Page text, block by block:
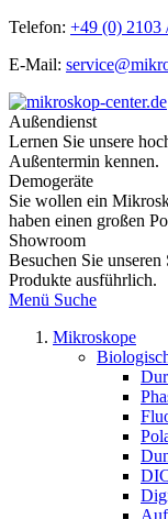
Telefon: +49 (0) 2103
E-Mail:
Außendienst
Lernen Sie unsere
Außentermin kennen.
Demogeräte
Sie wollen ein
haben einen großen
Showroom
Besuchen Sie
Produkte ausführlich.
Menü Suche
Mikroskope